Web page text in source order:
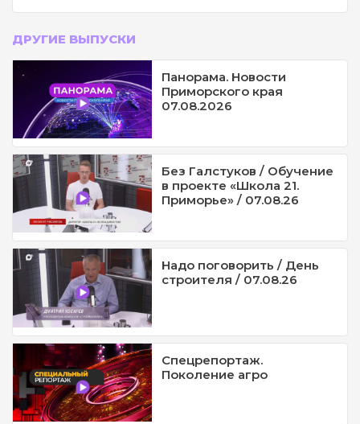
ДРУГИЕ ВЫПУСКИ
Панорама. Новости
Приморского края
07.08.2026
Без Галстуков / Обучение
в проекте «Школа 21.
Приморье» / 07.08.26
Надо поговорить / День
строителя / 07.08.26
Спецрепортаж.
Поколение агро